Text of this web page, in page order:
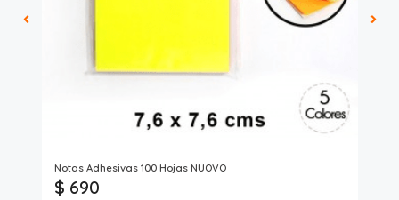
Notas Adhesivas 100 Hojas NUOVO
$ 690